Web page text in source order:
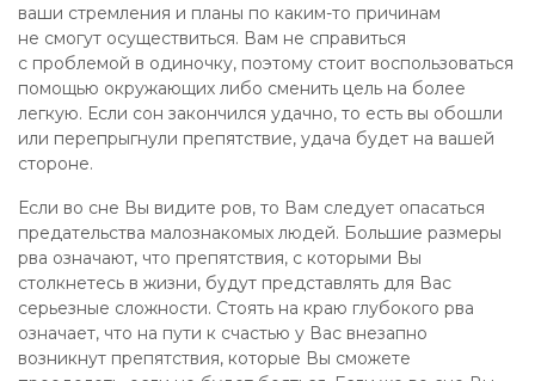
ваши стремления и планы по каким-то причинам
не смогут осуществиться. Вам не справиться
с проблемой в одиночку, поэтому стоит воспользоваться
помощью окружающих либо сменить цель на более
легкую. Если сон закончился удачно, то есть вы обошли
или перепрыгнули препятствие, удача будет на вашей
стороне.
Если во сне Вы видите ров, то Вам следует опасаться
предательства малознакомых людей. Большие размеры
рва означают, что препятствия, с которыми Вы
столкнетесь в жизни, будут представлять для Вас
серьезные сложности. Стоять на краю глубокого рва
означает, что на пути к счастью у Вас внезапно
возникнут препятствия, которые Вы сможете